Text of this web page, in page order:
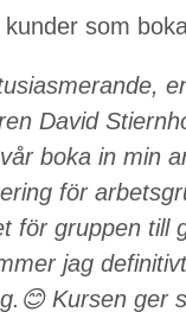
som
David
boka in min
för
för grup­pen till
jag
Kursen